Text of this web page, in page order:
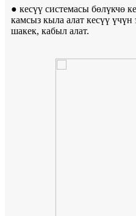
● кесүү системасы бөлүкчө
камсыз кыла алат кесүү
шакек, кабыл алат.